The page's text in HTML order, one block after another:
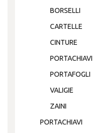
BORSELLI
CARTELLE
CINTURE
PORTACHIAVI
PORTAFOGLI
VALIGIE
ZAINI
PORTACHIAVI